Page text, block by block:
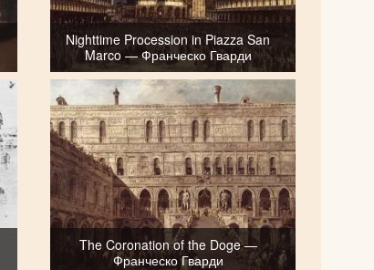
Nighttime Procession in Piazza San
Marco — Франческо Гварди
The Coronation of the Doge —
Франческо Гварди